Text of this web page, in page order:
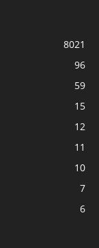
8021
96
59
15
12
11
10
7
6